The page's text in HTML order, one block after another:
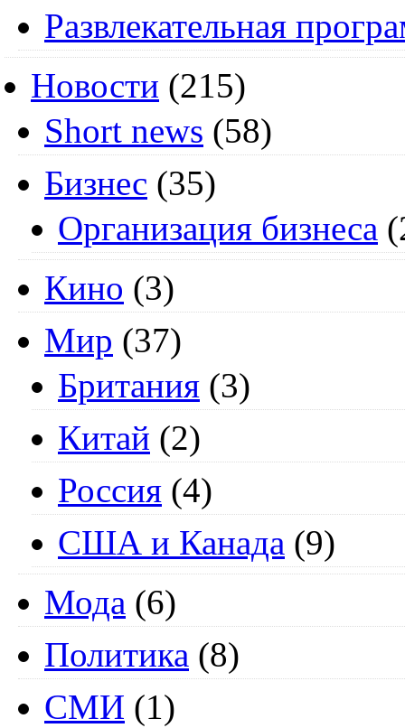
Развлекательная
Новости (215)
Short news (58)
Бизнес (35)
Организация бизнеса
Кино (3)
Мир (37)
Британия (3)
Китай (2)
Россия (4)
США и Канада (9)
Мода (6)
Политика (8)
СМИ (1)